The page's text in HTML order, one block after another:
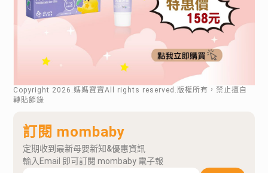
Copyright 2026 .媽媽寶寶All rights reserved.版權所有，禁止擅自
轉貼節錄
訂閱 mombaby
定期收到最新母嬰新知&優惠資訊
輸入Email 即可訂閱 mombaby 電子報